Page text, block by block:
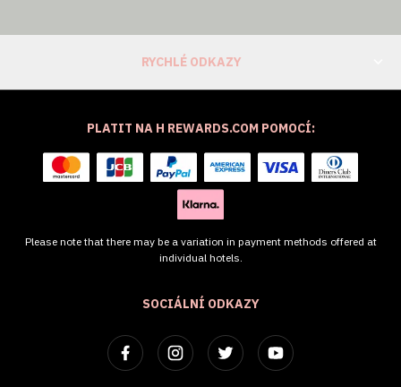
RYCHLÉ ODKAZY
SOCIÁLNÍ ODKAZY
PLATIT NA H REWARDS.COM POMOCÍ:
Please note that there may be a variation in payment methods offered at
individual hotels.